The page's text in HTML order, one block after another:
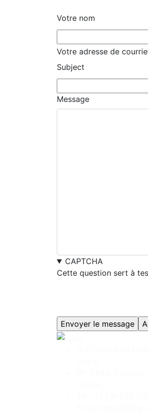
Votre nom
Votre adresse de
Subject
Message
CAPTCHA
Cette question sert à